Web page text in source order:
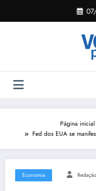
o
Página inicial
Fed dos EUA se
Economia Redação